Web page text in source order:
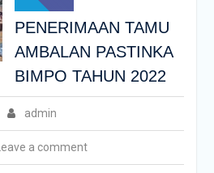
PENERIMAAN TAMU
AMBALAN PASTINKA
BIMPO TAHUN 2022
admin
Leave a comment